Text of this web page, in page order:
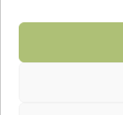
Toevoegen aan